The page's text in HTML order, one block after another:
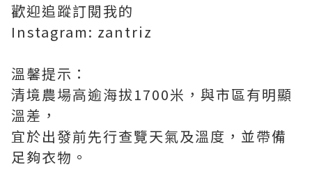
歡迎追蹤訂閱我的
Instagram: zantriz
溫馨提示：
清境農場高逾海拔1700米，與市區有明顯
溫差，
宜於出發前先行查覽天氣及溫度，並帶備
足夠衣物。